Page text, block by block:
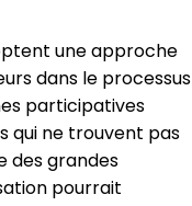
une approche
dans le processus
participatives
qui ne trouvent pas
des grandes
pourrait